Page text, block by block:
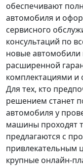
обеспечивают
автомобиля и
сервисного
консультаций по
новые автомобили
расширенной
комплектациями и
Для тех, кто
решением станет
автомобиля у
машины проходят
предлагаются с
привлекательным
крупные онлайн-